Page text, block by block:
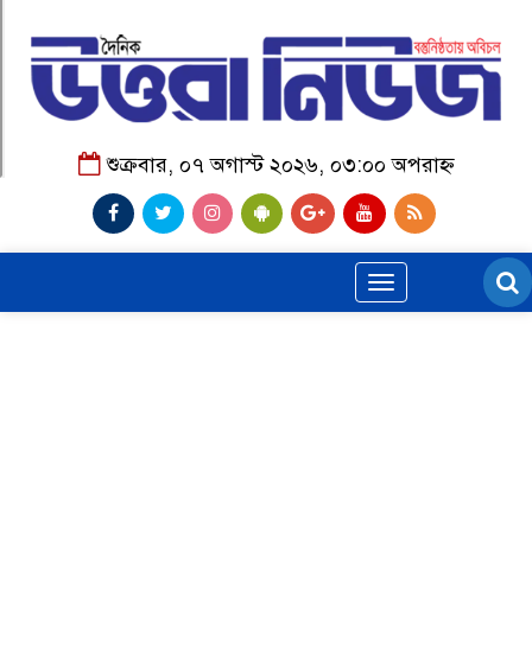
শুক্রবার, ০৭ অগাস্ট ২০২৬, ০৩:০০ অপরাহ্ন
Toggle
navigation